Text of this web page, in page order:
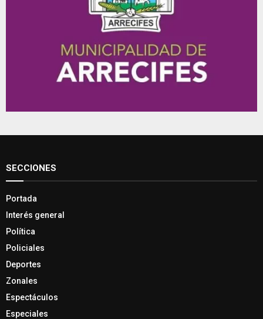
SECCIONES
Portada
Interés general
Política
Policiales
Deportes
Zonales
Espectáculos
Especiales